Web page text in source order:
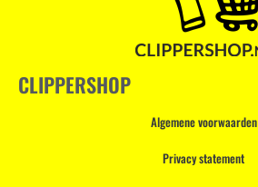
CLIPPERSHOP
Algemene voorwaarden
Privacy statement